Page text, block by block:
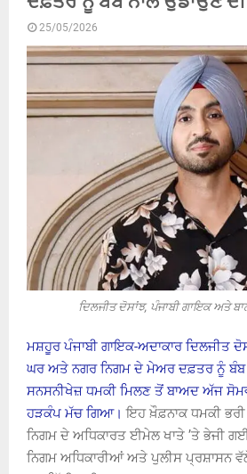
25/05/2026
ਦਿਲਜੀਤ ਦੋਸਾਂਝ, ਪੰਜਾਬੀ ਗਾਇਕ ਅਤੇ
ਮਸ਼ਹੂਰ ਪੰਜਾਬੀ ਗਾਇਕ-ਅਦਾਕਾਰ ਦਿਲਜੀਤ
ਘਰ ਅਤੇ ਨਗਰ ਨਿਗਮ ਦੇ ਮੇਅਰ ਦਫ਼ਤਰ ਨੂੰ ਬੰਬ
ਸਨਸਨੀਖੇਜ਼ ਧਮਕੀ ਮਿਲਣ ਤੋਂ ਬਾਅਦ ਅੱਜ
ਹੜਕੰਪ ਮੱਚ ਗਿਆ। ਇਹ ਖ਼ੌਫ਼ਨਾਕ ਧਮਕੀ
ਨਿਗਮ ਦੇ ਅਧਿਕਾਰਤ ਈਮੇਲ ਖਾਤੇ ’ਤੇ ਭੇਜੀ
ਨਿਗਮ ਅਧਿਕਾਰੀਆਂ ਅਤੇ ਪੁਲੀਸ ਪ੍ਰਸ਼ਾਸਨ